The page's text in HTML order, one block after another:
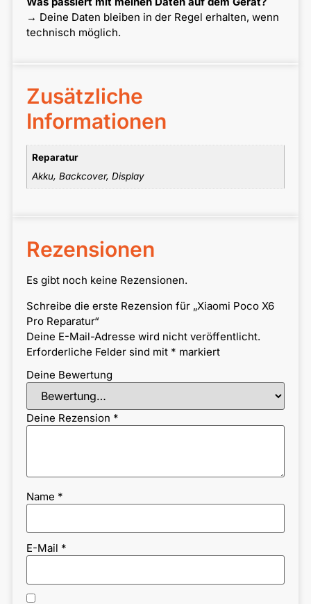
→ Deine Daten bleiben in der Regel erhalten, wenn
technisch möglich.
Zusätzliche
Informationen
Reparatur
Akku, Backcover, Display
Rezensionen
Es gibt noch keine Rezensionen.
Schreibe die erste Rezension für „Xiaomi Poco X6
Pro Reparatur“
Deine E-Mail-Adresse wird nicht veröffentlicht.
Erforderliche Felder sind mit * markiert
Deine Bewertung
Deine Rezension *
Name *
E-Mail *